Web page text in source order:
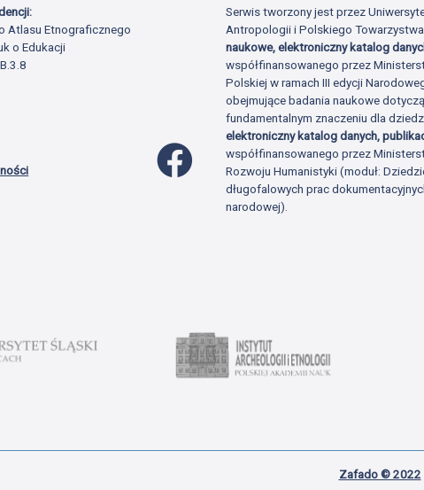
Atlasu Etnograficznego
o Edukacji
Profil Facebook
Serwis tworzony jest przez
Antropologii i Polskiego
naukowe, elektroniczny katalog
współfinansowanego przez
Polskiej w ramach III edycji
obejmujące badania naukowe
fundamentalnym znaczeniu dla
elektroniczny katalog danych,
współfinansowanego przez
Rozwoju Humanistyki (moduł:
długofalowych prac
narodowej).
Zafado © 2022